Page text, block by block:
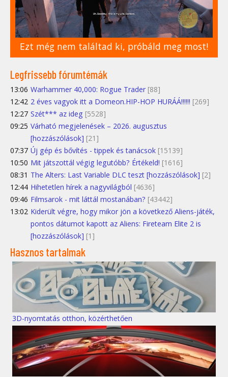
Ezt még nem találtad ki, próbáld meg most!
Legfrissebb fórumtémák
13:06 Warhammer 40,000: Rogue Trader [88]
12:42 2 éves vagyok itt a Domeon.HIP-HOP HURÁÁ!!!!!! [269]
12:27 Szét*** az ideg [5528]
09:25 Várható megjelenések – 2026. augusztus
[hozzászólások] [21]
07:37 Új gép és bővítés - tippek és tanácsok [15139]
10:50 Mit játszottál végig legutóbb? Értékeld! [1616]
08:31 The Alters: Last Variable DLC teszt [hozzászólások] [2]
12:44 Hihetetlen hírek a nagyvilágból [4636]
09:46 Filmsarok - mit láttál mostanában? [43442]
13:02 Kiderült végre, hogy mikor jön a következő Aliens-játék,
pontos dátumot kapott az Aliens: Fireteam Elite 2 is
[hozzászólások] [1]
Hasznos tartalmak
3D-nyomtatás otthon, közérthetően